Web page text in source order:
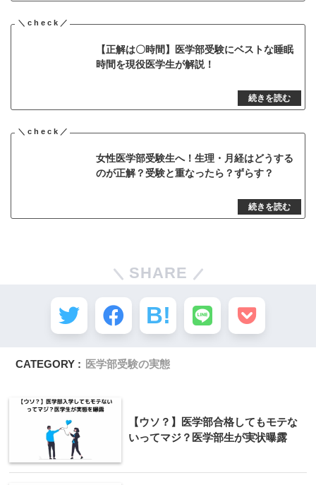
【正解は〇時間】医学部受験にベストな睡眠
時間を現役医学生が解説！
女性医学部受験生へ！生理・月経はどうする
のが正解？受験と重なったら？ずらす？
SHARE
CATEGORY : 医学部受験の実態
【ウソ？】医学部合格してもモテな
いってマジ？医学部生が実状曝露